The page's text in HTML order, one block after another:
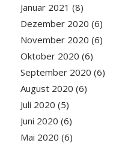
Januar 2021 (8)
Dezember 2020 (6)
November 2020 (6)
Oktober 2020 (6)
September 2020 (6)
August 2020 (6)
Juli 2020 (5)
Juni 2020 (6)
Mai 2020 (6)